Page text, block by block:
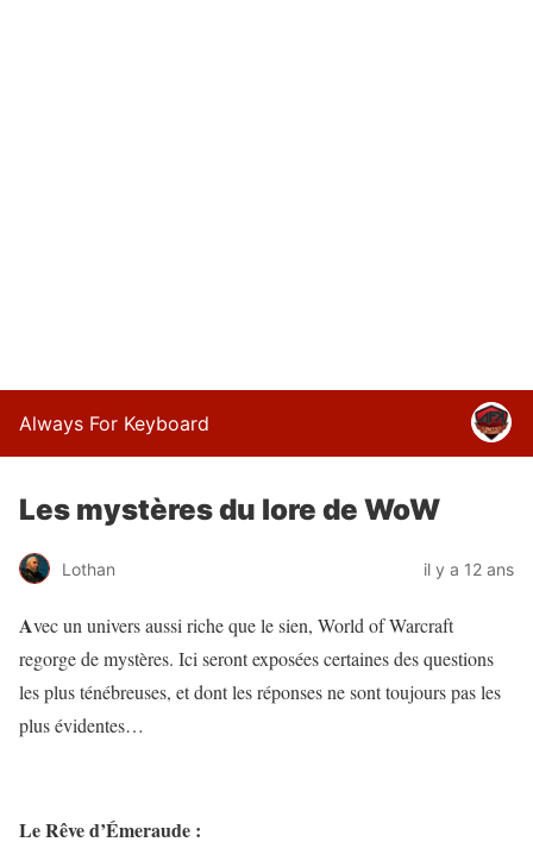
Always For Keyboard
Les mystères du lore de WoW
Lothan il y a 12 ans
Avec un univers aussi riche que le sien, World of Warcraft
regorge de mystères. Ici seront exposées certaines des questions
les plus ténébreuses, et dont les réponses ne sont toujours pas les
plus évidentes…
Le Rêve d’Émeraude :